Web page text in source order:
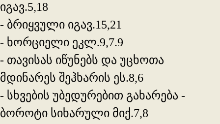
იგავ.5,18
- ბრიყვული იგავ.15,21
- ხორციელი ეკლ.9,7.9
- თავისას იწუნებს და უცხოთა
მდინარეს შეჰხარის ეს.8,6
- სხვების უბედურებით გახარება -
ბოროტი სიხარული მიქ.7,8